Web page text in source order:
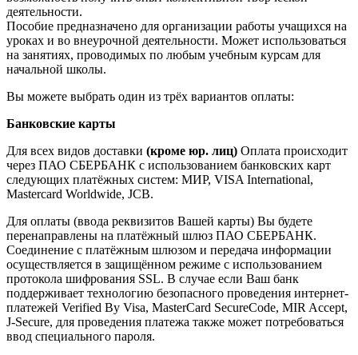
деятельности.
Пособие предназначено для организации работы учащихся на
уроках и во внеурочной деятельности. Может использоваться
на занятиях, проводимых по любым учебным курсам для
начальной школы.
Вы можете выбрать один из трёх вариантов оплаты:
Банковские карты
Для всех видов доставки (кроме юр. лиц) Оплата происходит
через ПАО СБЕРБАНК с использованием банковских карт
следующих платёжных систем: МИР, VISA International,
Mastercard Worldwide, JCB.
Для оплаты (ввода реквизитов Вашей карты) Вы будете
перенаправлены на платёжный шлюз ПАО СБЕРБАНК.
Соединение с платёжным шлюзом и передача информации
осуществляется в защищённом режиме с использованием
протокола шифрования SSL. В случае если Ваш банк
поддерживает технологию безопасного проведения интернет-
платежей Verified By Visa, MasterCard SecureCode, MIR Accept,
J-Secure, для проведения платежа также может потребоваться
ввод специального пароля.